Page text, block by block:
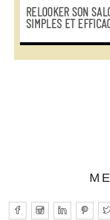
RELOOKER SON
SIMPLES ET